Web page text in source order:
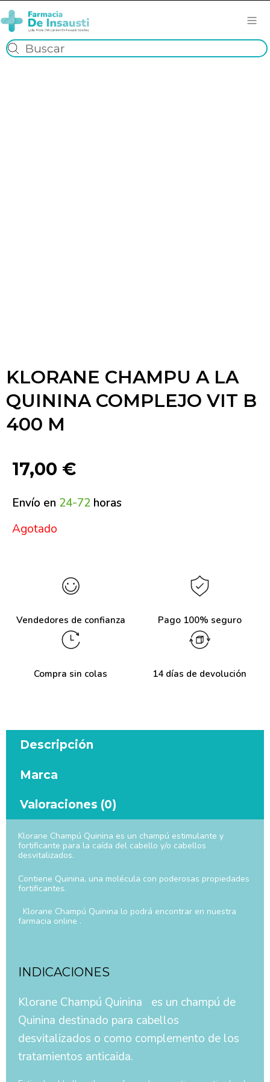
KLORANE CHAMPU A LA
QUININA COMPLEJO VIT B
400 M
17,00 €
Envío en 24-72 horas
Agotado
Vendedores de confianza Pago 100% seguro
Compra sin colas 14 días de devolución
Descripción
Marca
Valoraciones (0)
Klorane Champú Quinina es un champú estimulante y
fortificante para la caída del cabello y/o cabellos
desvitalizados.
Contiene Quinina, una molécula con poderosas propiedades
fortificantes.
Klorane Champú Quinina lo podrá encontrar en nuestra
farmacia online .
INDICACIONES
Klorane Champú Quinina es un champú de
Quinina destinado para cabellos
desvitalizados o como complemento de los
tratamientos anticaida.